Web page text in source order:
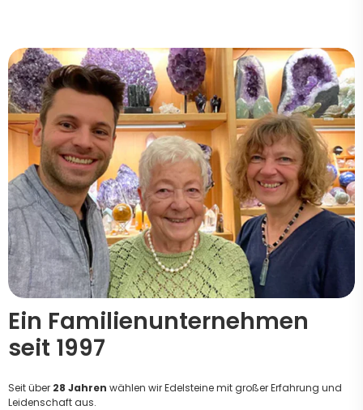
Ein Familienunternehmen
seit 1997
Seit über 28 Jahren wählen wir Edelsteine mit großer Erfahrung und
Leidenschaft aus.